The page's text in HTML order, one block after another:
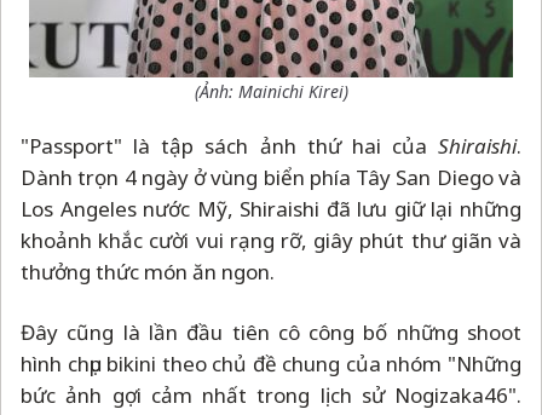
(Ảnh: Mainichi Kirei)
"Passport" là tập sách ảnh thứ hai của Shiraishi.
Dành trọn 4 ngày ở vùng biển phía Tây San Diego và
Los Angeles nước Mỹ, Shiraishi đã lưu giữ lại những
khoảnh khắc cười vui rạng rỡ, giây phút thư giãn và
thưởng thức món ăn ngon.
Đây cũng là lần đầu tiên cô công bố những shoot
hình chụp bikini theo chủ đề chung của nhóm "Những
bức ảnh gợi cảm nhất trong lịch sử Nogizaka46".